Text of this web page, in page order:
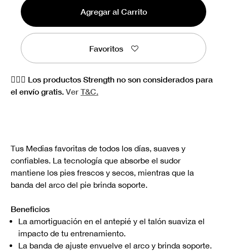
Agregar al Carrito
Favoritos
🏋🏻‍♀️ Los productos Strength no son considerados para
el envío gratis. Ver T&C.
Tus Medias favoritas de todos los días, suaves y
confiables. La tecnología que absorbe el sudor
mantiene los pies frescos y secos, mientras que la
banda del arco del pie brinda soporte.
Beneficios
La amortiguación en el antepié y el talón suaviza el
impacto de tu entrenamiento.
La banda de ajuste envuelve el arco y brinda soporte.